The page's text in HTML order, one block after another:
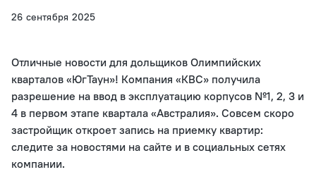
26 сентября 2025
Отличные новости для дольщиков Олимпийских
кварталов «ЮгТаун»! Компания «КВС» получила
разрешение на ввод в эксплуатацию корпусов №1, 2, 3 и
4 в первом этапе квартала «Австралия». Совсем скоро
застройщик откроет запись на приемку квартир:
следите за новостями на сайте и в социальных сетях
компании.